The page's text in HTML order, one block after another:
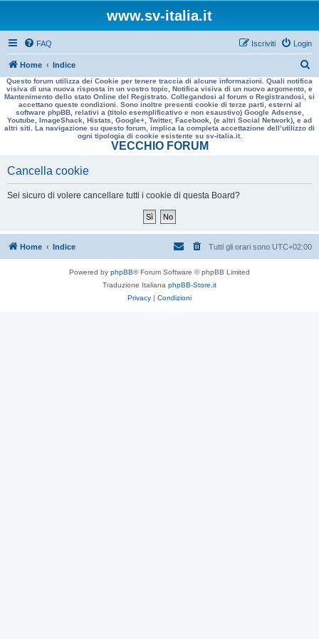
www.sv-italia.it
FAQ Login
Iscriviti
Home Indice
e
r
a
Questo forum utilizza dei Cookie per tenere traccia di alcune informazioni. Quali notifica
visiva di una nuova risposta in un vostro topic, Notifica visiva di un nuovo argomento, e
Mantenimento dello stato Online del Registrato. Collegandosi al forum o Registrandosi, si
accettano queste condizioni. Sono inoltre presenti cookie di terze parti, esterni al
software phpBB, relativi a (titolo esemplificativo e non esaustivo) Google Adsense,
Youtube, ImageShack, Histats, Google+, Twitter, Facebook, (e altri Social Network), e ad
altri siti. La navigazione su questo forum, implica la completa accettazione dell’utilizzo di
ogni tipologia di cookie esistente su sv-italia.it.
VECCHIO FORUM
Cancella cookie
Sei sicuro di volere cancellare tutti i cookie di questa Board?
Home Indice Tutti gli orari sono UTC+02:00
Powered by phpBB® Forum Software © phpBB Limited
Traduzione Italiana phpBB-Store.it
Privacy | Condizioni